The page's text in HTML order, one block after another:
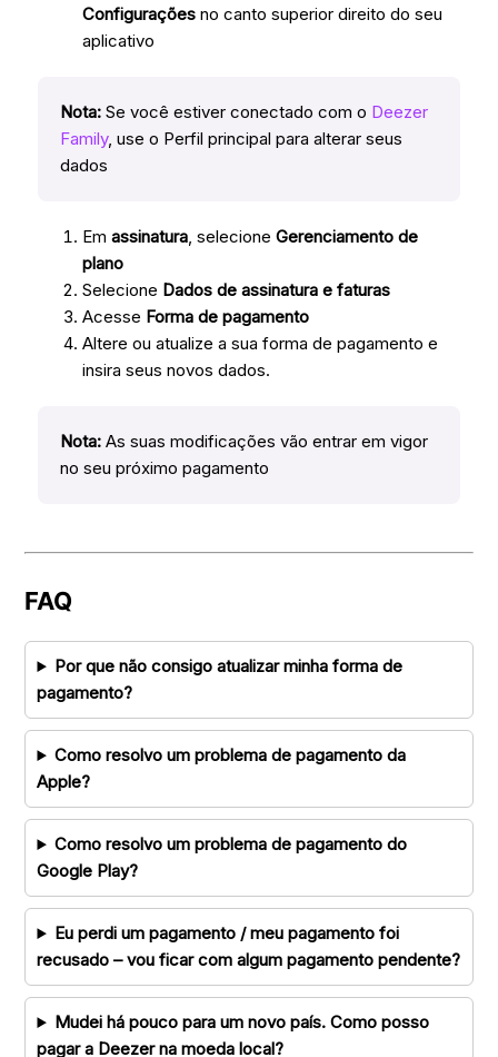
Configurações no canto superior direito do seu
aplicativo
Nota: Se você estiver conectado com o Deezer
Family, use o Perfil principal para alterar seus
dados
Emassinatura, selecioneGerenciamento de
plano
Selecione Dados de assinatura e faturas
Acesse Forma de pagamento
Altere ou atualize a sua forma de pagamento e
insira seus novos dados.
Nota: As suas modificações vão entrar em vigor
no seu próximo pagamento
FAQ
Por que não consigo atualizar minha forma de
pagamento?
Como resolvo um problema de pagamento da
Apple?
Como resolvo um problema de pagamento do
Google Play?
Eu perdi um pagamento / meu pagamento foi
recusado – vou ficar com algum pagamento pendente?
Mudei há pouco para um novo país. Como posso
pagar a Deezer na moeda local?